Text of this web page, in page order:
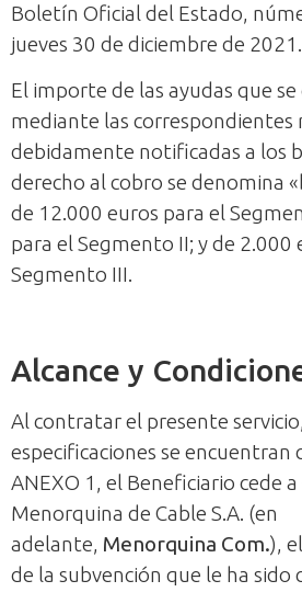
Boletín Oficial del Estado,
jueves 30 de diciembre de 2021.
El importe de las ayudas que se
mediante las correspondientes
debidamente notificadas a los
derecho al cobro se denomina
de 12.000 euros para el
para el Segmento II; y de 2.000
Segmento III.
Alcance y
Al contratar el presente
especificaciones se encuentran
ANEXO 1, el Beneficiario cede
Menorquina de Cable S.A. (en
adelante, Menorquina Com.),
de la subvención que le ha sido